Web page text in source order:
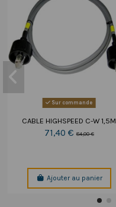
Sur commande
CABLE HIGHSPEED C-W 1,5M
71,40 €84,00 €
Ajouter au panier